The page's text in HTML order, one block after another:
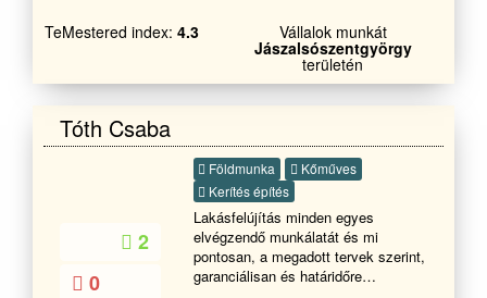
TeMestered index: 4.3 Vállalok munkát
Jászalsószentgyörgy
területén
Tóth Csaba
2
0
Földmunka
Kőműves
Kerítés építés
Lakásfelújítás minden egyes
elvégzendő munkálatát és mi
pontosan, a megadott tervek szerint,
garanciálisan és határidőre